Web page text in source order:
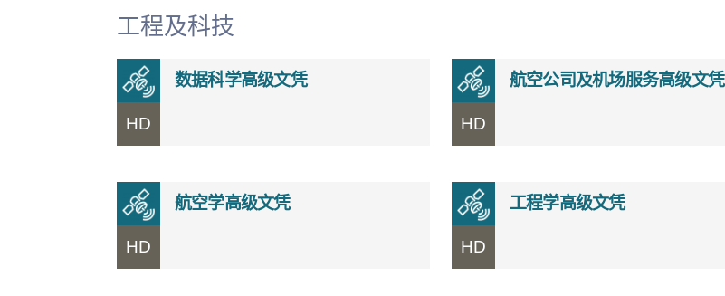
工程及科技
HD
数据科学高级文凭
HD
航空公司及机场服务高级文凭
HD
航空学高级文凭
HD
工程学高级文凭